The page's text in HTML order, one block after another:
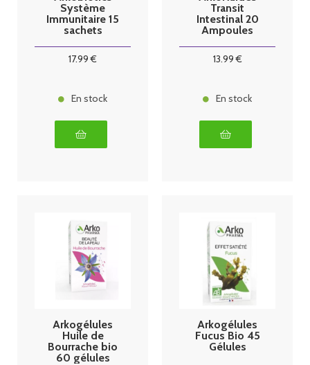
Système
Immunitaire 15
sachets
17.99 €
En stock
Transit
Intestinal 20
Ampoules
13.99€
En stock
Arkogélules
Huile de
Bourrache bio
60 gélules
Arkogélules
Fucus Bio 45
Gélules